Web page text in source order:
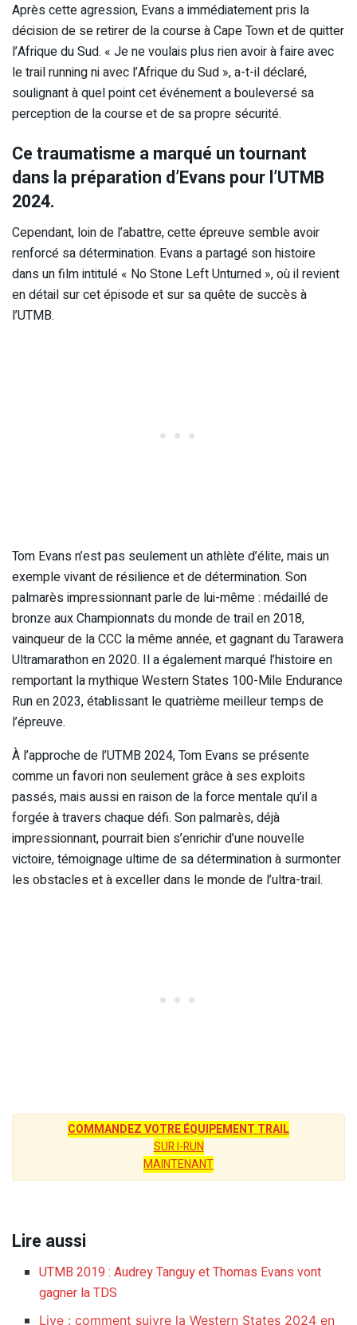
Après cette agression, Evans a immédiatement pris la
décision de se retirer de la course à Cape Town et de quitter
l’Afrique du Sud. « Je ne voulais plus rien avoir à faire avec
le trail running ni avec l’Afrique du Sud », a-t-il déclaré,
soulignant à quel point cet événement a bouleversé sa
perception de la course et de sa propre sécurité.
Ce traumatisme a marqué un tournant
dans la préparation d’Evans pour l’UTMB
2024.
Cependant, loin de l’abattre, cette épreuve semble avoir
renforcé sa détermination. Evans a partagé son histoire
dans un film intitulé « No Stone Left Unturned », où il revient
en détail sur cet épisode et sur sa quête de succès à
l’UTMB.
Tom Evans n’est pas seulement un athlète d’élite, mais un
exemple vivant de résilience et de détermination. Son
palmarès impressionnant parle de lui-même : médaillé de
bronze aux Championnats du monde de trail en 2018,
vainqueur de la CCC la même année, et gagnant du Tarawera
Ultramarathon en 2020. Il a également marqué l’histoire en
remportant la mythique Western States 100-Mile Endurance
Run en 2023, établissant le quatrième meilleur temps de
l’épreuve.
À l’approche de l’UTMB 2024, Tom Evans se présente
comme un favori non seulement grâce à ses exploits
passés, mais aussi en raison de la force mentale qu’il a
forgée à travers chaque défi. Son palmarès, déjà
impressionnant, pourrait bien s’enrichir d’une nouvelle
victoire, témoignage ultime de sa détermination à surmonter
les obstacles et à exceller dans le monde de l’ultra-trail.
COMMANDEZ VOTRE ÉQUIPEMENT TRAIL
SUR I-RUN
MAINTENANT
Lire aussi
UTMB 2019 : Audrey Tanguy et Thomas Evans vont
gagner la TDS
Live : comment suivre la Western States 2024 en